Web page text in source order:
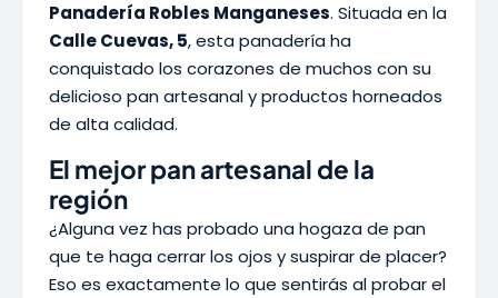
Panadería Robles Manganeses. Situada en la
Calle Cuevas, 5, esta panadería ha
conquistado los corazones de muchos con su
delicioso pan artesanal y productos horneados
de alta calidad.
El mejor pan artesanal de la
región
¿Alguna vez has probado una hogaza de pan
que te haga cerrar los ojos y suspirar de placer?
Eso es exactamente lo que sentirás al probar el